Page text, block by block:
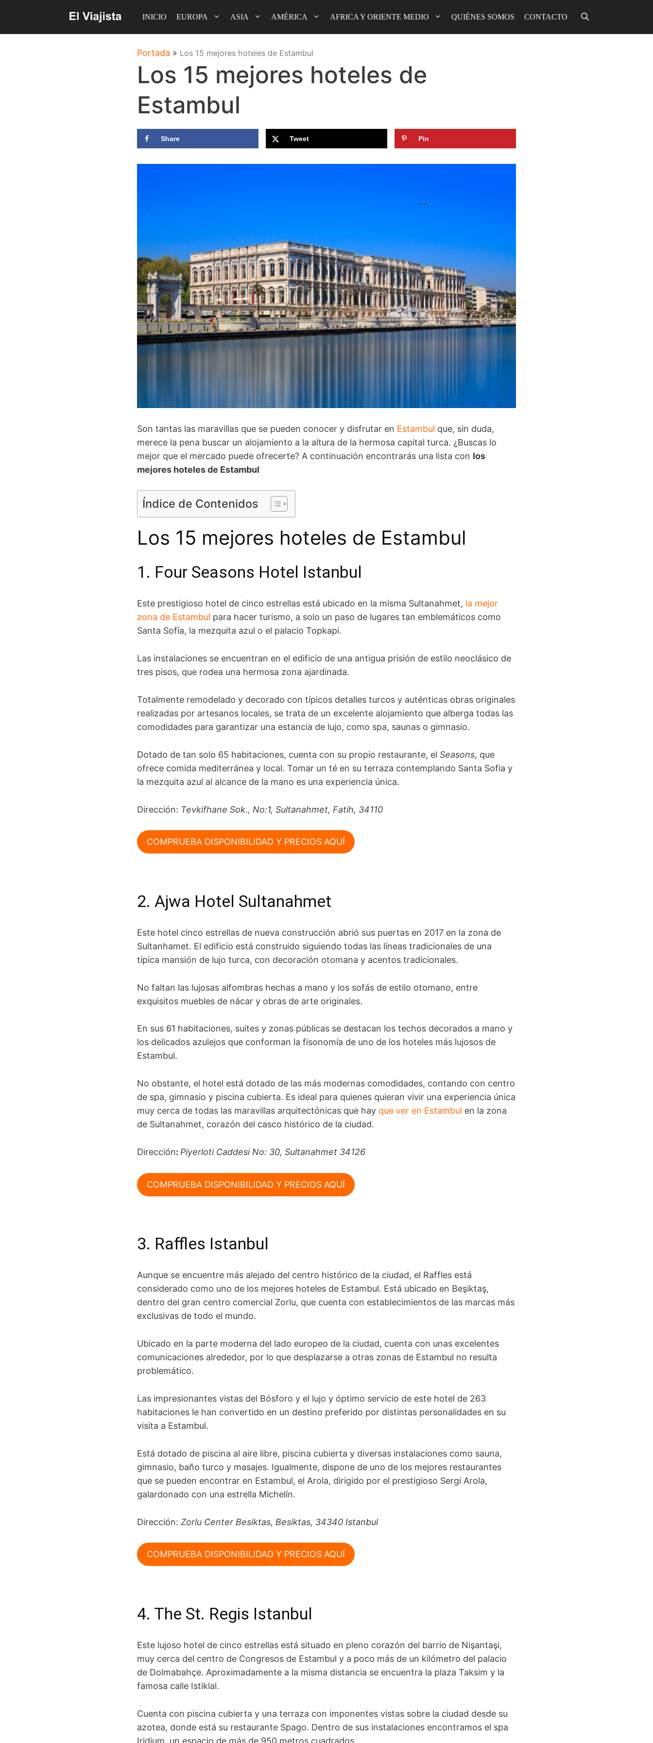
contenido
INICIO EUROPA ASIA AMÉRICA AFRICA Y ORIENTE MEDIO QUIÉNES SOMOS CONTACTO
Portada » Los 15 mejores hoteles de Estambul
Los 15 mejores hoteles de
Estambul
Share Tweet Pin
Son tantas las maravillas que se pueden conocer y disfrutar en Estambul que, sin duda,
merece la pena buscar un alojamiento a la altura de la hermosa capital turca. ¿Buscas lo
mejor que el mercado puede ofrecerte? A continuación encontrarás una lista con los
mejores hoteles de Estambul
Índice de Contenidos
Los 15 mejores hoteles de Estambul
1. Four Seasons Hotel Istanbul
Este prestigioso hotel de cinco estrellas está ubicado en la misma Sultanahmet, la mejor
zona de Estambul para hacer turismo, a solo un paso de lugares tan emblemáticos como
Santa Sofía, la mezquita azul o el palacio Topkapi.
Las instalaciones se encuentran en el edificio de una antigua prisión de estilo neoclásico de
tres pisos, que rodea una hermosa zona ajardinada.
Totalmente remodelado y decorado con típicos detalles turcos y auténticas obras originales
realizadas por artesanos locales, se trata de un excelente alojamiento que alberga todas las
comodidades para garantizar una estancia de lujo, como spa, saunas o gimnasio.
Dotado de tan solo 65 habitaciones, cuenta con su propio restaurante, el Seasons, que
ofrece comida mediterránea y local. Tomar un té en su terraza contemplando Santa Sofia y
la mezquita azul al alcance de la mano es una experiencia única.
Dirección: Tevkifhane Sok., No:1, Sultanahmet, Fatih, 34110
COMPRUEBA DISPONIBILIDAD Y PRECIOS AQUÍ
2. Ajwa Hotel Sultanahmet
Este hotel cinco estrellas de nueva construcción abrió sus puertas en 2017 en la zona de
Sultanhamet. El edificio está construido siguiendo todas las líneas tradicionales de una
típica mansión de lujo turca, con decoración otomana y acentos tradicionales.
No faltan las lujosas alfombras hechas a mano y los sofás de estilo otomano, entre
exquisitos muebles de nácar y obras de arte originales.
En sus 61 habitaciones, suites y zonas públicas se destacan los techos decorados a mano y
los delicados azulejos que conforman la fisonomía de uno de los hoteles más lujosos de
Estambul.
No obstante, el hotel está dotado de las más modernas comodidades, contando con centro
de spa, gimnasio y piscina cubierta. Es ideal para quienes quieran vivir una experiencia única
muy cerca de todas las maravillas arquitectónicas que hay que ver en Estambul en la zona
de Sultanahmet, corazón del casco histórico de la ciudad.
Dirección: Piyerloti Caddesi No: 30, Sultanahmet 34126
COMPRUEBA DISPONIBILIDAD Y PRECIOS AQUÍ
3. Raffles Istanbul
Aunque se encuentre más alejado del centro histórico de la ciudad, el Raffles está
considerado como uno de los mejores hoteles de Estambul. Está ubicado en Beşiktaş,
dentro del gran centro comercial Zorlu, que cuenta con establecimientos de las marcas más
exclusivas de todo el mundo.
Ubicado en la parte moderna del lado europeo de la ciudad, cuenta con unas excelentes
comunicaciones alrededor, por lo que desplazarse a otras zonas de Estambul no resulta
problemático.
Las impresionantes vistas del Bósforo y el lujo y óptimo servicio de este hotel de 263
habitaciones le han convertido en un destino preferido por distintas personalidades en su
visita a Estambul.
Está dotado de piscina al aire libre, piscina cubierta y diversas instalaciones como sauna,
gimnasio, baño turco y masajes. Igualmente, dispone de uno de los mejores restaurantes
que se pueden encontrar en Estambul, el Arola, dirigido por el prestigioso Sergi Arola,
galardonado con una estrella Michelín.
Dirección: Zorlu Center Besiktas, Besiktas, 34340 Istanbul
COMPRUEBA DISPONIBILIDAD Y PRECIOS AQUÍ
4. The St. Regis Istanbul
Este lujoso hotel de cinco estrellas está situado en pleno corazón del barrio de Nişantaşi,
muy cerca del centro de Congresos de Estambul y a poco más de un kilómetro del palacio
de Dolmabahçe. Aproximadamente a la misma distancia se encuentra la plaza Taksim y la
famosa calle Istiklal.
Cuenta con piscina cubierta y una terraza con imponentes vistas sobre la ciudad desde su
azotea, donde está su restaurante Spago. Dentro de sus instalaciones encontramos el spa
Iridium, un espacio de más de 950 metros cuadrados.